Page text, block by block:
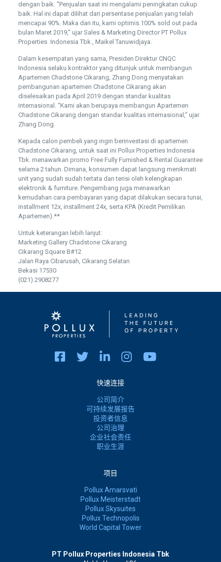
dengan baik. “Penjualan saat ini mengalami peningkatan cukup
baik. Hal ini dapat dilihat dari persentase penjualan yang telah
mencapai 90%. Maka dari itu, kami optimis 100% sold out pada
bulan Maret 2019,” ujar Sales & Marketing Director PT Pollux
Properties Indonesia Tbk., Maikel Tanuwidjaya.
Dalam kesempatan yang sama, Presiden Direktur CNQC
Indonesia selaku kontraktor yang ditunjuk untuk membangun
Apartemen Chadstone Cikarang, Zhang Dong menyatakan
pembangunan apartemen Chadstone Cikarang akan
diselesaikan pada April 2019 dengan standar kualitas
internasional. “Kami akan berupaya membangun Apartemen
Chadstone Cikarang dengan standar kualitas internasional,” ujar
Zhang Dong.
Kepada calon pembeli yang ingin berinvestasi di apartemen
Chadstone Cikarang, untuk saat ini Pollux Properties Indonesia
Tbk. menawarkan promo Free Fully Furnished & Rental Guarantee
selama 2 tahun. Dimana, konsumen dapat langsung menikmati
unit yang sudah sudah tertata dan terisi oleh kelengkapan
elektronik & furniture. Pengembang juga menawarkan
kemudahan cara pembayaran yang dapat dilakukan secara tunai,
installment 12x, installment 24x, serta KPA (Kredit Pemilikan
Apartemen).**
Untuk keterangan lebih lanjut:
Marketing Gallery Chadstone Cikarang
Cikarang Square B#12
Jalan Raya Cibarusah, Cikarang Selatan
Bekasi 17530
(021) 2908277
快速连接
公司简介
可持续发展报告
投资者信息
公司治理
企业社会责任
职业生涯
项目
Pollux Amarsvati
Pollux Meisterstadt
Pollux Skysuites
Pollux Technopolis
World Capital Tower
PT Pollux Properties Indonesia Tbk